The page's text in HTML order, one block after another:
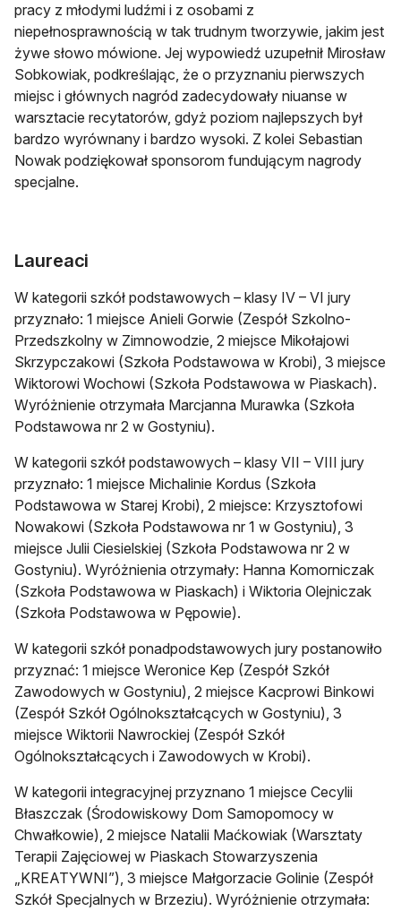
pracy z młodymi ludźmi i z osobami z
niepełnosprawnością w tak trudnym tworzywie, jakim jest
żywe słowo mówione. Jej wypowiedź uzupełnił Mirosław
Sobkowiak, podkreślając, że o przyznaniu pierwszych
miejsc i głównych nagród zadecydowały niuanse w
warsztacie recytatorów, gdyż poziom najlepszych był
bardzo wyrównany i bardzo wysoki. Z kolei Sebastian
Nowak podziękował sponsorom fundującym nagrody
specjalne.
Laureaci
W kategorii szkół podstawowych – klasy IV – VI jury
przyznało: 1 miejsce Anieli Gorwie (Zespół Szkolno-
Przedszkolny w Zimnowodzie, 2 miejsce Mikołajowi
Skrzypczakowi (Szkoła Podstawowa w Krobi), 3 miejsce
Wiktorowi Wochowi (Szkoła Podstawowa w Piaskach).
Wyróżnienie otrzymała Marcjanna Murawka (Szkoła
Podstawowa nr 2 w Gostyniu).
W kategorii szkół podstawowych – klasy VII – VIII jury
przyznało: 1 miejsce Michalinie Kordus (Szkoła
Podstawowa w Starej Krobi), 2 miejsce: Krzysztofowi
Nowakowi (Szkoła Podstawowa nr 1 w Gostyniu), 3
miejsce Julii Ciesielskiej (Szkoła Podstawowa nr 2 w
Gostyniu). Wyróżnienia otrzymały: Hanna Komorniczak
(Szkoła Podstawowa w Piaskach) i Wiktoria Olejniczak
(Szkoła Podstawowa w Pępowie).
W kategorii szkół ponadpodstawowych jury postanowiło
przyznać: 1 miejsce Weronice Kep (Zespół Szkół
Zawodowych w Gostyniu), 2 miejsce Kacprowi Binkowi
(Zespół Szkół Ogólnokształcących w Gostyniu), 3
miejsce Wiktorii Nawrockiej (Zespół Szkół
Ogólnokształcących i Zawodowych w Krobi).
W kategorii integracyjnej przyznano 1 miejsce Cecylii
Błaszczak (Środowiskowy Dom Samopomocy w
Chwałkowie), 2 miejsce Natalii Maćkowiak (Warsztaty
Terapii Zajęciowej w Piaskach Stowarzyszenia
„KREATYWNI”), 3 miejsce Małgorzacie Golinie (Zespół
Szkół Specjalnych w Brzeziu). Wyróżnienie otrzymała: